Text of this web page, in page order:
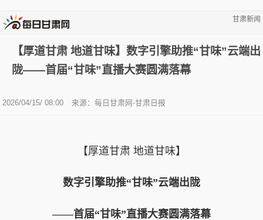
甘肃新闻
【厚道甘肃 地道甘味】数字引擎助推“甘味”云端出
陇——首届“甘味”直播大赛圆满落幕
2026/04/15/ 08:00 来源：每日甘肃网-甘肃日报
【厚道甘肃 地道甘味】
数字引擎助推“甘味”云端出陇
——首届“甘味”直播大赛圆满落幕